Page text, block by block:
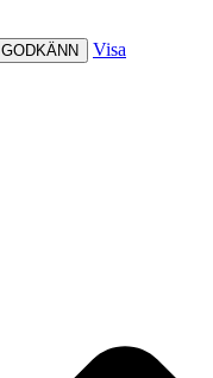
GODKÄNN
Visa